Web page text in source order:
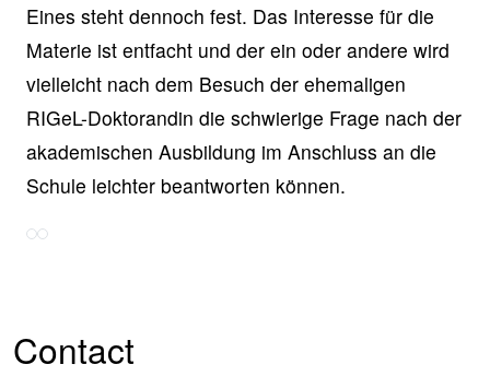
Eines steht dennoch fest. Das Interesse für die
Materie ist entfacht und der ein oder andere wird
vielleicht nach dem Besuch der ehemaligen
RIGeL-Doktorandin die schwierige Frage nach der
akademischen Ausbildung im Anschluss an die
Schule leichter beantworten können.
Contact